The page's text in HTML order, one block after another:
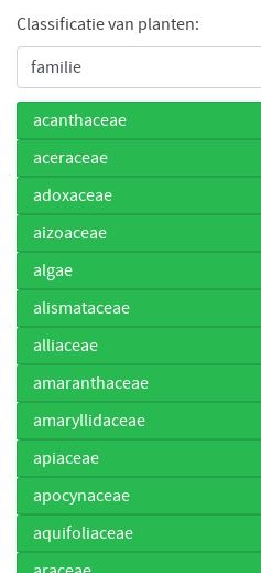
Classificatie van planten:
acanthaceae
aceraceae
adoxaceae
aizoaceae
algae
alismataceae
alliaceae
amaranthaceae
amaryllidaceae
apiaceae
apocynaceae
aquifoliaceae